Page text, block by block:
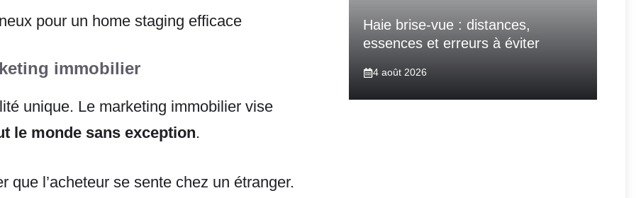
immobilier
unique. Le marketing immobilier vise
le monde sans exception.
que l’acheteur se sente chez un étranger.
Haie brise-vue : distances,
essences et erreurs à éviter
4 août 2026